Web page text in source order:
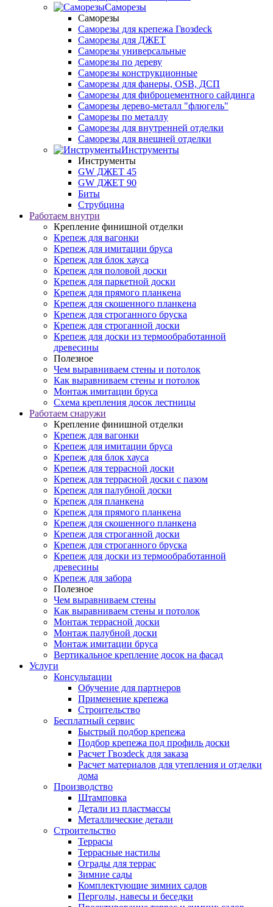
Саморезы
Саморезы
Саморезы для крепежа Гвозdeck
Саморезы для ДЖЕТ
Саморезы универсальные
Саморезы по дереву
Саморезы конструкционные
Cаморезы для фанеры, OSB, ДСП
Саморезы для фиброцементного сайдинга
Саморезы дерево-металл "флюгель"
Саморезы по металлу
Саморезы для внутренней отделки
Саморезы для внешней отделки
Инструменты
Инструменты
GW ДЖЕТ 45
GW ДЖЕТ 90
Биты
Струбцина
Работаем внутри
Крепление финишной отделки
Крепеж для вагонки
Крепеж для имитации бруса
Крепеж для блок хауса
Крепеж для половой доски
Крепеж для паркетной доски
Крепеж для прямого планкена
Крепеж для скошенного планкена
Крепеж для строганного бруска
Крепеж для строганной доски
Крепеж для доски из термообработанной
древесины
Полезное
Чем выравниваем стены и потолок
Как выравниваем стены и потолок
Монтаж имитации бруса
Схема крепления досок лестницы
Работаем снаружи
Крепление финишной отделки
Крепеж для вагонки
Крепеж для имитации бруса
Крепеж для блок хауса
Крепеж для террасной доски
Крепеж для террасной доски с пазом
Крепеж для палубной доски
Крепеж для планкена
Крепеж для прямого планкена
Крепеж для скошенного планкена
Крепеж для строганной доски
Крепеж для строганного бруска
Крепеж для доски из термообработанной
древесины
Крепеж для забора
Полезное
Чем выравниваем стены
Как выравниваем стены и потолок
Монтаж террасной доски
Монтаж палубной доски
Монтаж имитации бруса
Вертикальное крепление досок на фасад
Услуги
Консультации
Обучение для партнеров
Применение крепежа
Строительство
Бесплатный сервис
Быстрый подбор крепежа
Подбор крепежа под профиль доски
Расчет Гвозdeck для заказа
Расчет материалов для утепления и отделки
дома
Производство
Штамповка
Детали из пластмассы
Металлические детали
Строительство
Террасы
Террасные настилы
Ограды для террас
Зимние сады
Комплектующие зимних садов
Перголы, навесы и беседки